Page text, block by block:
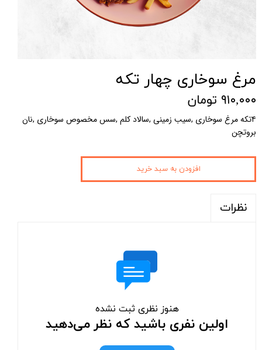
مرغ سوخاری چهار تکه
۹۱۰,۰۰۰ تومان
۴تکه مرغ سوخاری ,سیب زمینی ,سالاد کلم ,سس مخصوص سوخاری ,نان
بروتچن
افزودن به سبد خرید
نظرات
هنوز نظری ثبت نشده
اولین نفری باشید که نظر می‌دهید